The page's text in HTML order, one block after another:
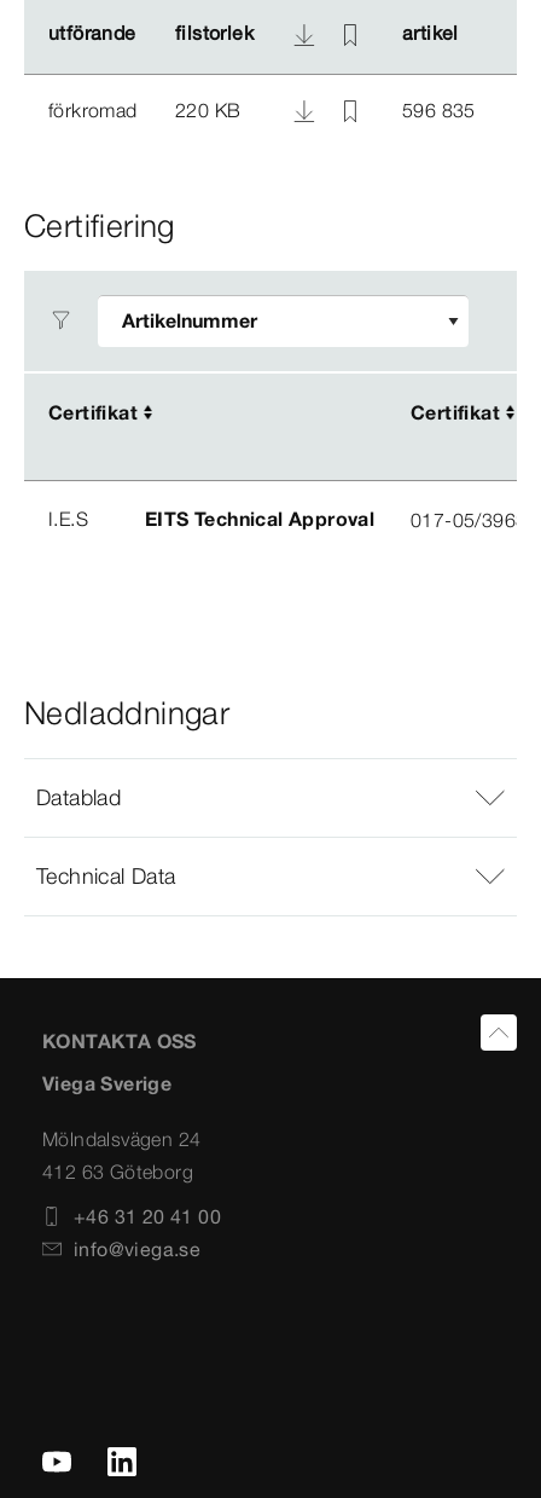
utförande filstorlek artikel
utförande filstorlek artikel
förkromad 220 KB 596 835
Certifiering
Certifikat Certifikat
Certifikat Certifikat
I.E.S EITS Technical Approval 017-05/3963-
Nedladdningar
Datablad
Technical Data
KONTAKTA OSS
Viega Sverige
Mölndalsvägen 24
412 63 Göteborg
+46 31 20 41 00
info@viega.se